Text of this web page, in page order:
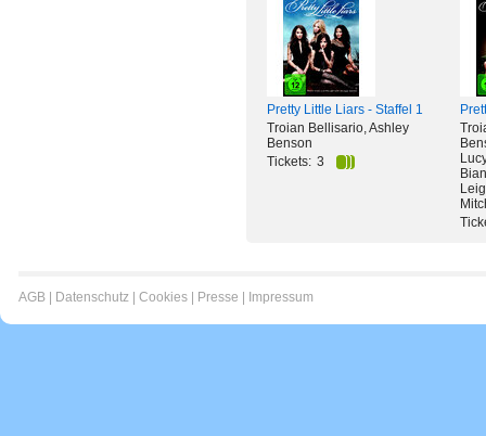
Pretty Little Liars - Staffel 1
Troian Bellisario, Ashley
Benson
Tickets: 3
AGB Datenschutz Cookies Presse Impressum